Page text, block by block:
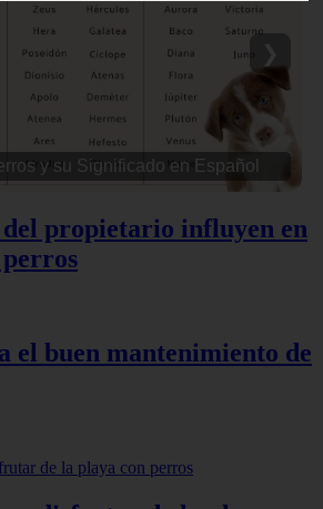
Machos con Manchas Negras
del propietario influyen en
perros
el buen mantenimiento de